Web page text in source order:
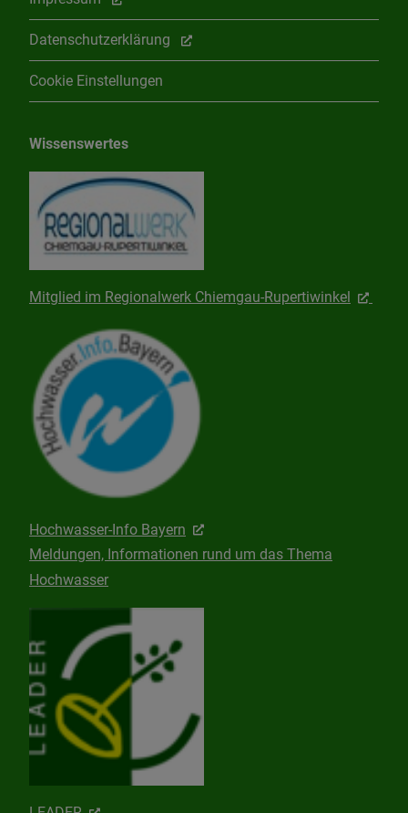
Datenschutzerklärung
Cookie Einstellungen
Wissenswertes
Mitglied im Regionalwerk Chiemgau-Rupertiwinkel
Hochwasser-Info Bayern
Meldungen, Informationen rund um das Thema
Hochwasser